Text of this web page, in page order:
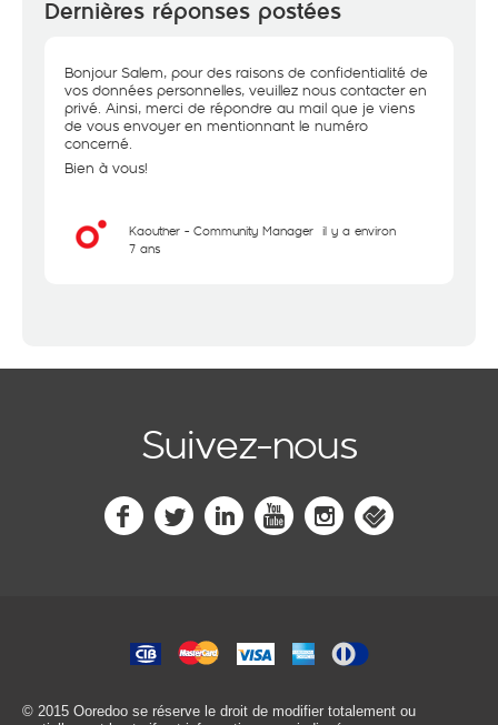
Dernières réponses postées
Bonjour Salem, pour des raisons de confidentialité de
vos données personnelles, veuillez nous contacter en
privé. Ainsi, merci de répondre au mail que je viens
de vous envoyer en mentionnant le numéro
concerné.
Bien à vous!
Kaouther - Community Manager il y a environ
7 ans
Suivez-nous
© 2015 Ooredoo se réserve le droit de modifier totalement ou